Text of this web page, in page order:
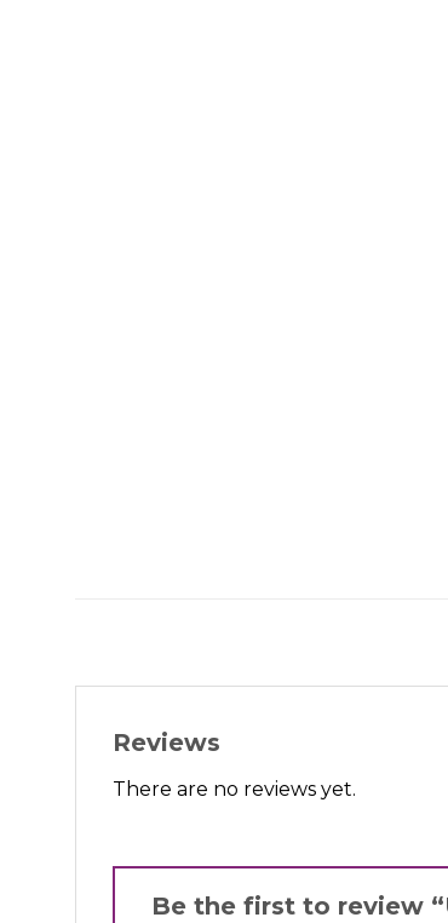
Reviews
There are no reviews yet.
Be the first to review